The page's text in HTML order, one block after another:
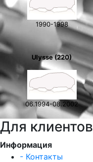
1990-1998
Ulysse (220)
06.1994-08.2002
Для клиентов
Информация
- Контакты